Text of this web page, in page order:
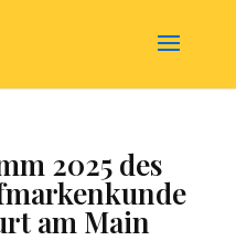
2025 des
am Main